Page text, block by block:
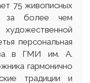
75 живописных
за более чем
персональная
в ГМИ им. А.
гармонично
традиции и